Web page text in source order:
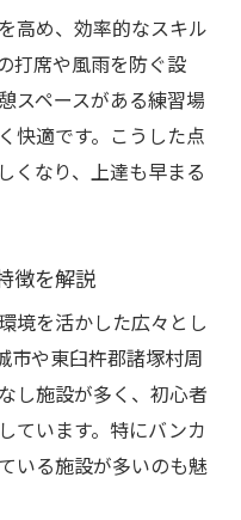
上達するコツ
練習の進め方
ルフ練習法解説
ッスンの活用術
習場の使い方
きる練習環境の特
多彩な練習環境
いゴルフ練習場
設備をチェック
が快適な理由
習の充実度とは
た練習体験ガイド
高め、効率的なスキル
打席や風雨を防ぐ設
スペースがある練習場
快適です。こうした点
くなり、上達も早まる
徴を解説
境を活かした広々とし
市や東臼杵郡諸塚村周
し施設が多く、初心者
ています。特にバンカ
いる施設が多いのも魅